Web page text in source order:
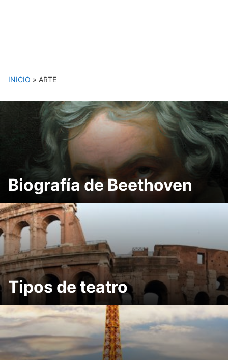
INICIO » ARTE
Biografía de Beethoven
Tipos de teatro